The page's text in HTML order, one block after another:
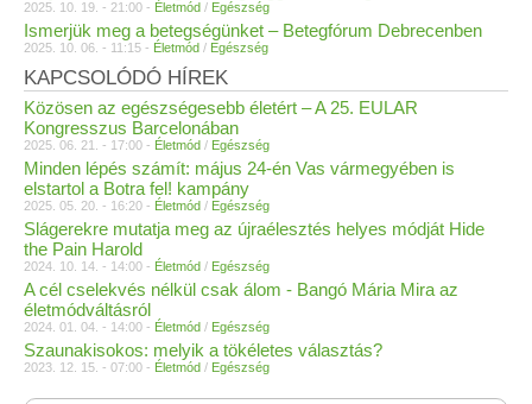
2025. 10. 19. - 21:00 - Életmód / Egészség
Ismerjük meg a betegségünket – Betegfórum Debrecenben
2025. 10. 06. - 11:15 - Életmód / Egészség
KAPCSOLÓDÓ HÍREK
Közösen az egészségesebb életért – A 25. EULAR
Kongresszus Barcelonában
2025. 06. 21. - 17:00 - Életmód / Egészség
Minden lépés számít: május 24-én Vas vármegyében is
elstartol a Botra fel! kampány
2025. 05. 20. - 16:20 - Életmód / Egészség
Slágerekre mutatja meg az újraélesztés helyes módját Hide
the Pain Harold
2024. 10. 14. - 14:00 - Életmód / Egészség
A cél cselekvés nélkül csak álom - Bangó Mária Mira az
életmódváltásról
2024. 01. 04. - 14:00 - Életmód / Egészség
Szaunakisokos: melyik a tökéletes választás?
2023. 12. 15. - 07:00 - Életmód / Egészség